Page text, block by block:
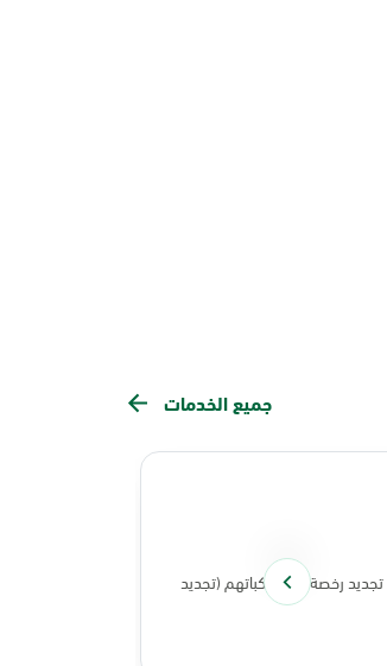
جميع الخدمات
تجديد رخصة سير مركباتهم (تجديد